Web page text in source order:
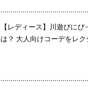
【レディース】川遊びにぴ
は？ 大人向けコーデをレク